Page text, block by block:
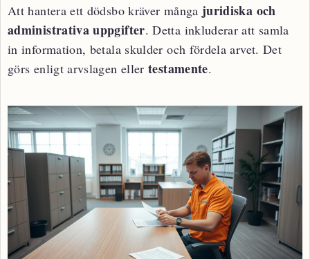
Att hantera ett dödsbo kräver många juridiska och
administrativa uppgifter. Detta inkluderar att samla
in information, betala skulder och fördela arvet. Det
görs enligt arvslagen ellertestamente.